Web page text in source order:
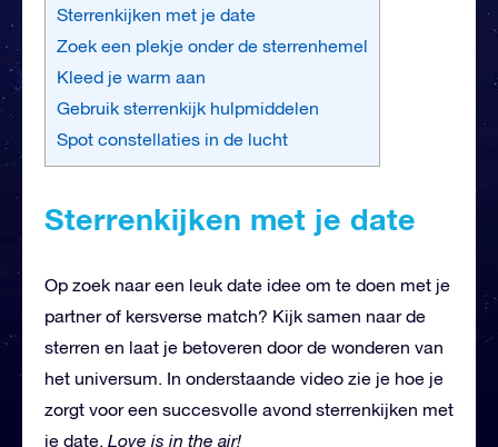
Sterrenkijken met je date
Zoek een plekje onder de sterrenhemel
Kleed je warm aan
Gebruik sterrenkijk hulpmiddelen
Spot constellaties in de lucht
Sterrenkijken met je date
Op zoek naar een leuk date idee om te doen met je
partner of kersverse match? Kijk samen naar de
sterren en laat je betoveren door de wonderen van
het universum. In onderstaande video zie je hoe je
zorgt voor een succesvolle avond sterrenkijken met
je date. Love is in the air!